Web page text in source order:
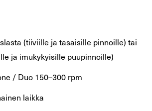
(tiiviille ja tasaisille pinnoille) tai
ja imukykyisille puupinnoille)
/ Duo 150–300 rpm
laikka